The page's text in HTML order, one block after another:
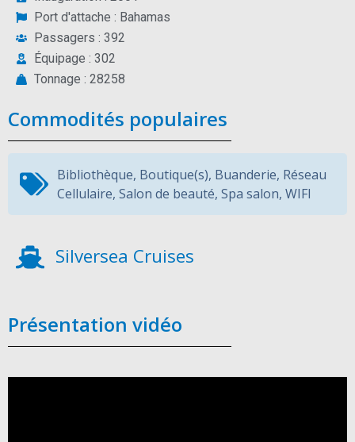
Port d'attache : Bahamas
Passagers : 392
Équipage : 302
Tonnage : 28258
Commodités populaires
Bibliothèque, Boutique(s), Buanderie, Réseau
Cellulaire, Salon de beauté, Spa salon, WIFI
Silversea Cruises
Présentation vidéo